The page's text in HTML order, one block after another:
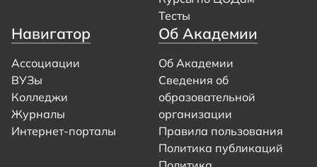
Тесты
Навигатор
Ассоциации
ВУЗы
Колледжи
Журналы
Интернет-порталы
Об Академии
Об Академии
Сведения об
образовательной
организации
Правила пользования
Политика публикаций